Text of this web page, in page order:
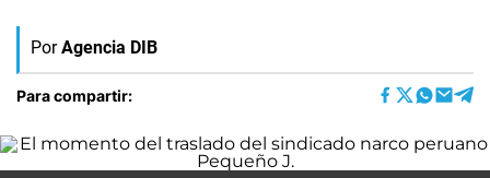
Por Agencia DIB
Para compartir: